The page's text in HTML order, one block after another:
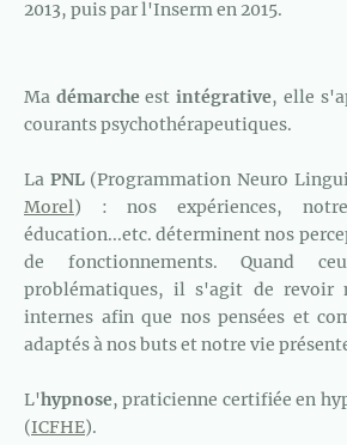
2013, puis par l'Inserm en 2015.
Ma démarche estintégrative, elle
courants psychothérapeutiques.
La PNL(Programmation Neuro
Morel) : nos expériences,
éducation...etc. déterminent nos
de fonctionnements. Quand
problématiques, il s'agit de revoir
internes afin que nos pensées et
adaptés à nos buts et notre vie
L'hypnose, praticienne certifiée en
(ICFHE).